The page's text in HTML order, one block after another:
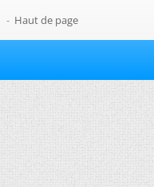
- Haut de page